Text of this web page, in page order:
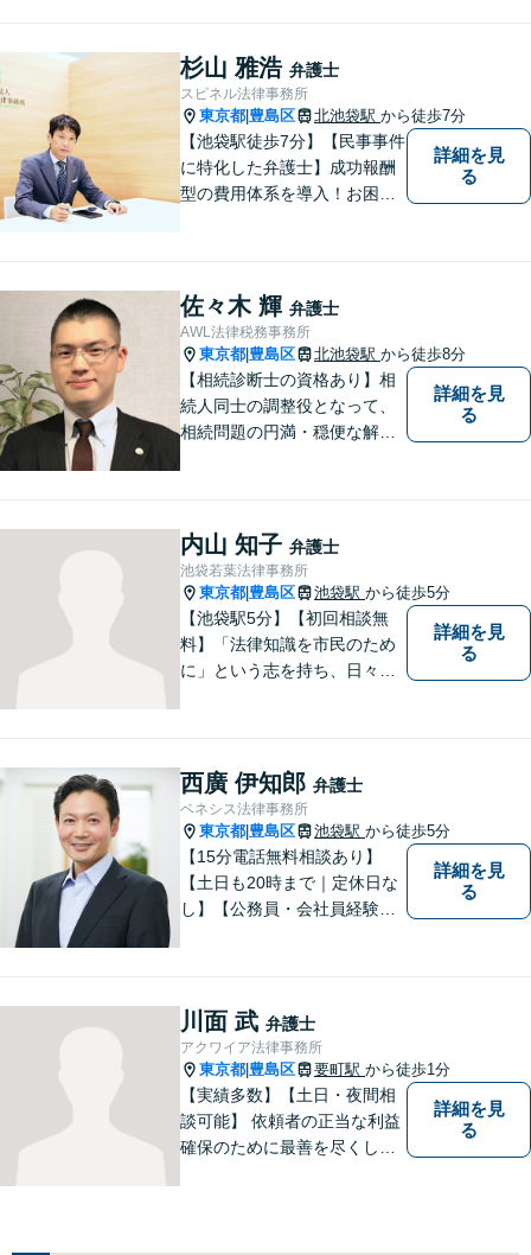
続・離婚・企業法務はお任せ
ください。【板橋駅徒歩1分】
杉山 雅浩 弁護士
スピネル法律事務所
東京都 豊島区 北池袋駅 から徒歩7分
【池袋駅徒歩7分】【民事事件
に特化した弁護士】成功報酬
型の費用体系を導入！お困り
で広く取り扱い、幅広い分野
で実績あり！【完全個室対
応】
詳細を見
る
佐々木 輝 弁護士
AWL法律税務事務所
東京都 豊島区 北池袋駅 から徒歩8分
【相続診断士の資格あり】相
続人同士の調整役となって、
相続問題の円満・穏便な解決
棄などお任せください【池袋8
分】交通事故・借金問題にも
対応
詳細を見
る
内山 知子 弁護士
池袋若葉法律事務所
東京都 豊島区 池袋駅 から徒歩5分
【池袋駅5分】【初回相談無
料】「法律知識を市民のため
に」という志を持ち、日々弁
の経験と持ち前の情熱で手厚
くサポートさせていただきま
す。【フランス語対応可能】
詳細を見
る
西廣 伊知郎 弁護士
ベネシス法律事務所
東京都 豊島区 池袋駅 から徒歩5分
【15分電話無料相談あり】
【土日も20時まで｜定休日な
し】【公務員・会社員経験あ
産、離婚、労働、借金トラブ
ルならお任せください。【企
業側にも対応】【池袋駅5分】
詳細を見
る
川面 武 弁護士
アクワイア法律事務所
東京都 豊島区 要町駅 から徒歩1分
【実績多数】【土日・夜間相
談可能】 依頼者の正当な利益
確保のために最善を尽くして
詳細を見
る